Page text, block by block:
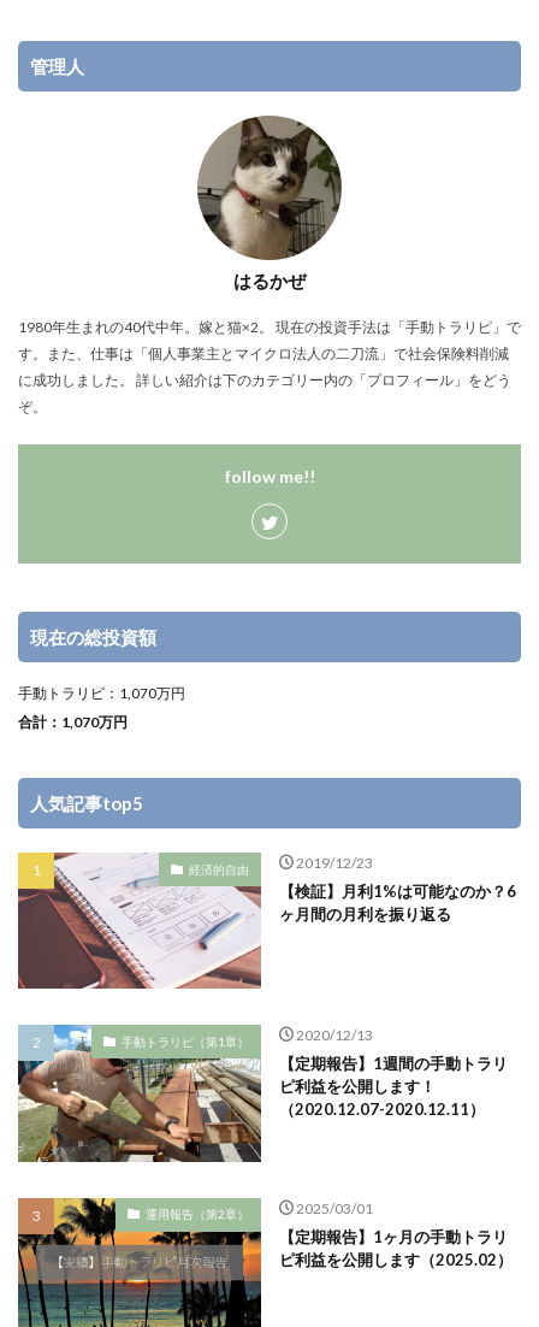
管理人
はるかぜ
1980年生まれの40代中年。嫁と猫×2。 現在の投資手法は「手動トラリピ」で
す。また、仕事は「個人事業主とマイクロ法人の二刀流」で社会保険料削減
に成功しました。 詳しい紹介は下のカテゴリー内の「プロフィール」をどう
ぞ。
follow me!!
現在の総投資額
手動トラリピ：1,070万円
合計：1,070万円
人気記事top5
経済的自由 2019/12/23
【検証】月利1%は可能なのか？6
ヶ月間の月利を振り返る
手動トラリピ（第1章） 2020/12/13
【定期報告】1週間の手動トラリ
ピ利益を公開します！
（2020.12.07-2020.12.11）
運用報告（第2章） 2025/03/01
【定期報告】1ヶ月の手動トラリ
ピ利益を公開します（2025.02）